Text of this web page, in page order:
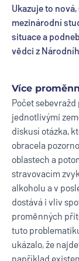
Ukazuje to
mezinárodní
situace a
vědci z
Více
Počet
jednotlivými
diskusí otázka,
obracela
oblastech a
stravovacím
alkoholu a v
dostává i vliv
proměnných
tuto
ukázalo, že
například